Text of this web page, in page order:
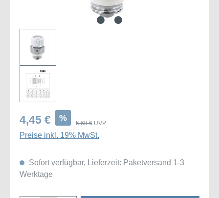
4,45 € %
5,69 € UVP
Preise inkl. 19% MwSt.
Sofort verfügbar, Lieferzeit: Paketversand 1-3
Werktage